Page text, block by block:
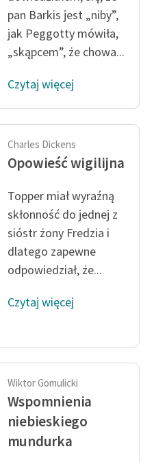
pan Barkis jest „niby”,
jak Peggotty mówiła,
„skąpcem”, że chowa...
Czytaj więcej
Charles Dickens
Opowieść wigilijna
Topper miał wyraźną
skłonność do jednej z
sióstr żony Fredzia i
dlatego zapewne
odpowiedział, że...
Czytaj więcej
Wiktor Gomulicki
Wspomnienia
niebieskiego
mundurka